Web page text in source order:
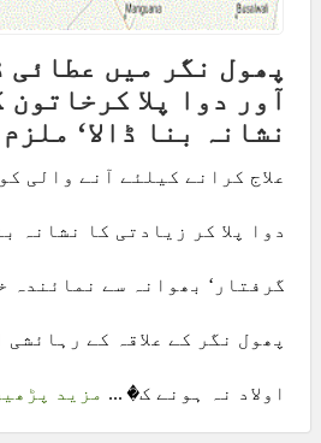
پھول نگر میں عطائی
آور دوا پلا
نشانہ بنا ڈالا‘
علاج کرانے کیلئے آنے والی
دوا پلا کر زیادتی کا نشانہ
گرفتار‘ بھوانہ سے نمائندہ
پھول نگر کے علاقہ کے رہائشی
اولاد نہ ہونے ک� ... مزید